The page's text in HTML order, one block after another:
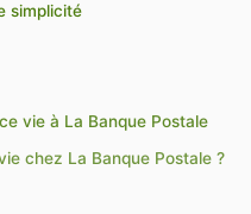
simplicité
vie à La Banque Postale
chez La Banque Postale ?